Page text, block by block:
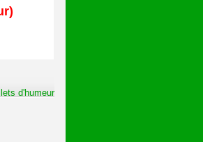
d'humeur